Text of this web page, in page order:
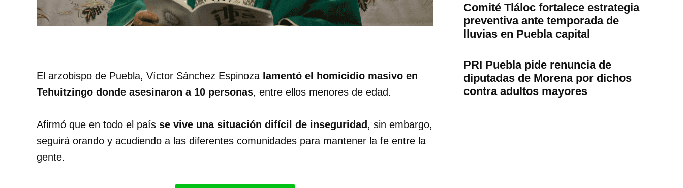
El arzobispo de Puebla, Víctor Sánchez Espinoza lamentó el homicidio masivo en
Tehuitzingo donde asesinaron a 10 personas, entre ellos menores de edad.
Afirmó que en todo el país se vive una situación difícil de inseguridad , sin embargo,
seguirá orando y acudiendo a las diferentes comunidades para mantener la fe entre la
gente.
Comité Tláloc fortalece estrategia
preventiva ante temporada de
lluvias en Puebla capital
PRI Puebla pide renuncia de
diputadas de Morena por dichos
contra adultos mayores